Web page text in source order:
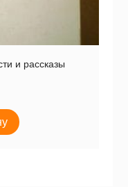
и рассказы